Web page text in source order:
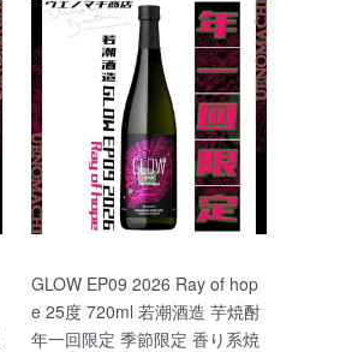
GLOW EP09 2026 Ray of hop
e 25度 720ml 若潮酒造 芋焼酎
年一回限定 季節限定 香り系焼